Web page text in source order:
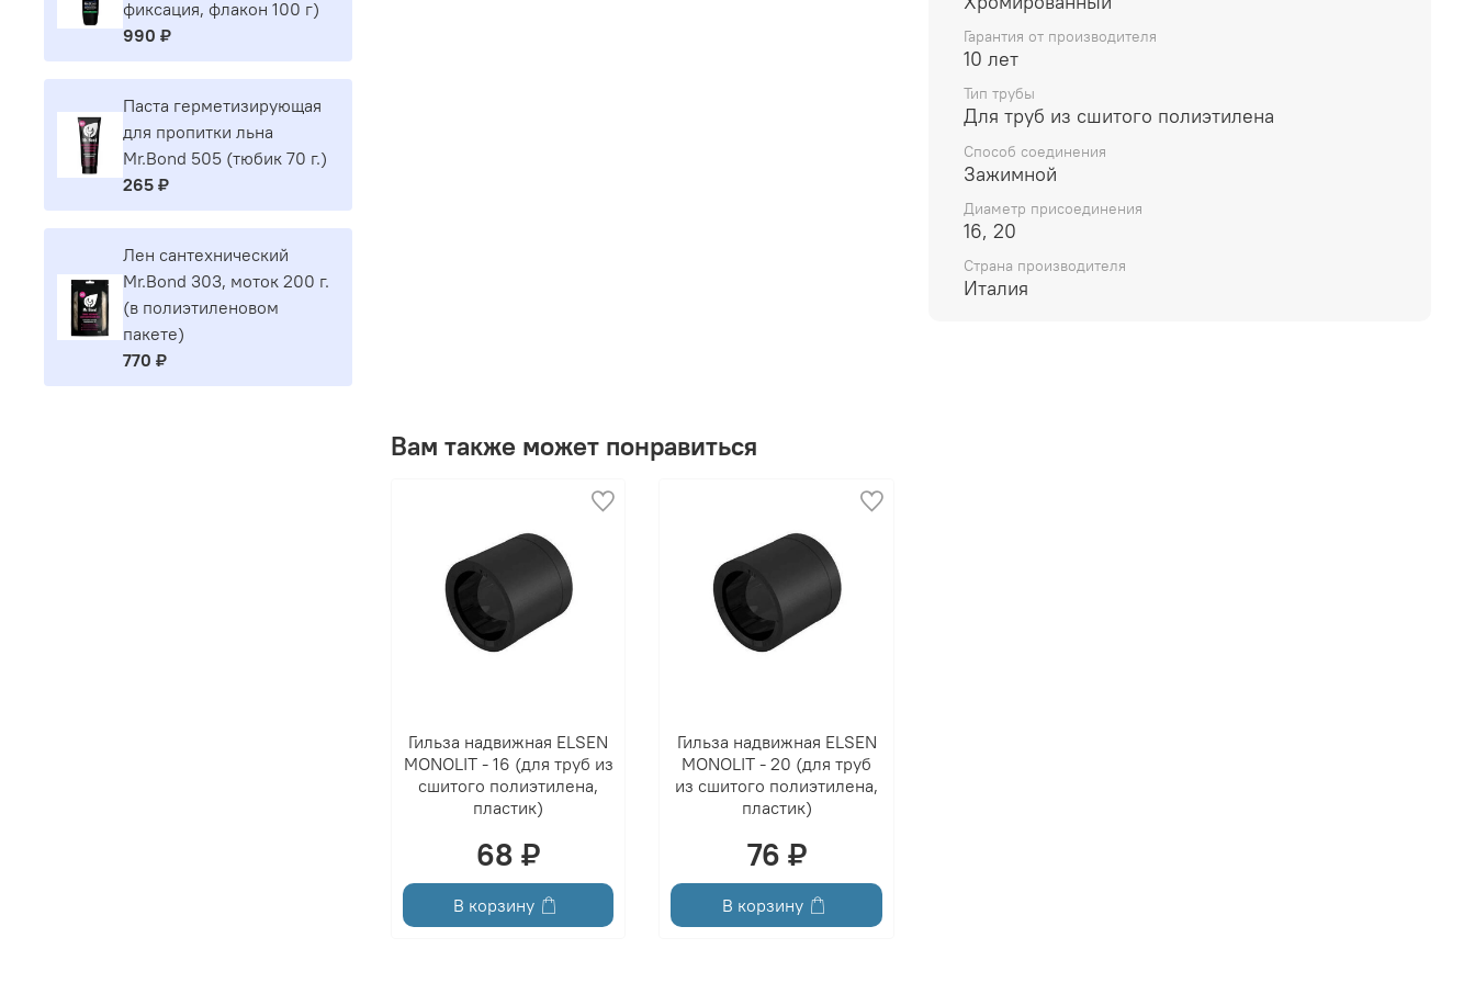
ухудшающие потребительских свойств товара.
Гарантия от производителя
10 лет
Тип трубы
Для труб из сшитого полиэтилена
Способ соединения
Зажимной
Диаметр присоединения
16, 20
Страна производителя
Италия
Вам также может понравиться
Гильза надвижная ELSEN
MONOLIT - 16 (для труб из
сшитого полиэтилена,
пластик)
68 ₽
В корзину
Гильза надвижная ELSEN
MONOLIT - 20 (для труб
из сшитого полиэтилена,
пластик)
76 ₽
В корзину
фиксация, флакон 100 г)
990 ₽
Паста герметизирующая
для пропитки льна
Mr.Bond 505 (тюбик 70 г.)
265 ₽
Лен сантехнический
Mr.Bond 303, моток 200 г.
(в полиэтиленовом
пакете)
770 ₽